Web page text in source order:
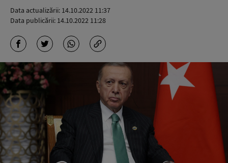
Data actualizării: 14.10.2022 11:37
Data publicării: 14.10.2022 11:28